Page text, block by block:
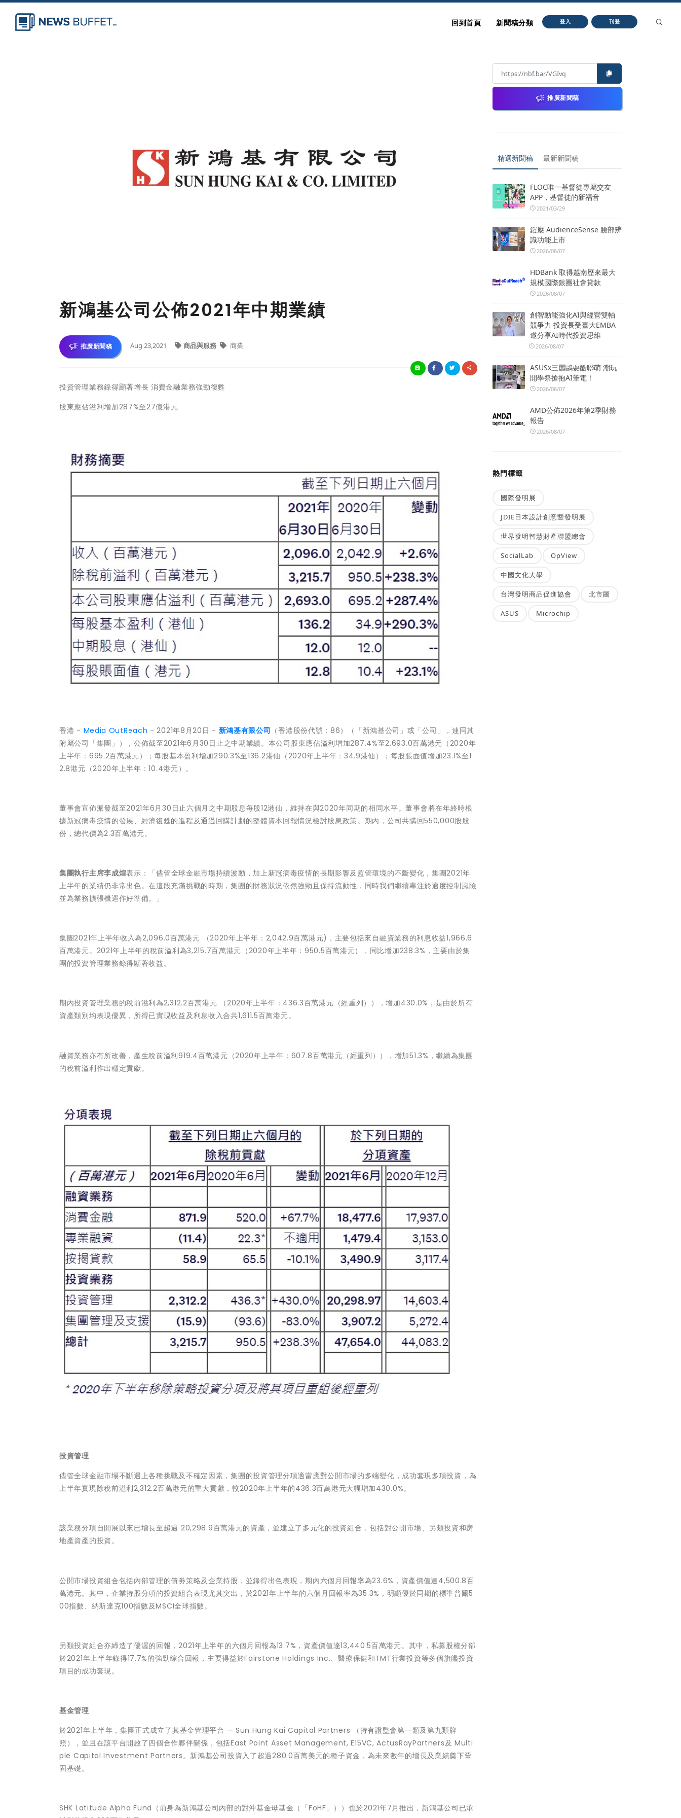
回到首頁 新聞稿分類 登入 刊登
新鴻基公司公佈2021年中期業績
推廣新聞稿 Aug 23,2021 商品與服務 商業
投資管理業務錄得顯著增長 消費金融業務強勁復甦
股東應佔溢利增加287%至27億港元
香港 - Media OutReach - 2021年8月20日 - 新鴻基有限公司 （香港股份代號：86）（「新鴻基公司」或「公司」，連同其
附屬公司「集團」），公佈截至2021年6月30日止之中期業績。本公司股東應佔溢利增加287.4%至2,693.0百萬港元（2020年
上半年：695.2百萬港元）；每股基本盈利增加290.3%至136.2港仙（2020年上半年：34.9港仙）；每股賬面值增加23.1%至1
2.8港元（2020年上半年：10.4港元）。
董事會宣佈派發截至2021年6月30日止六個月之中期股息每股12港仙，維持在與2020年同期的相同水平。董事會將在年終時根
據新冠病毒疫情的發展、經濟復甦的進程及通過回購計劃的整體資本回報情況檢討股息政策。期內，公司共購回550,000股股
份，總代價為2.3百萬港元。
集團執行主席李成煌表示：「儘管全球金融市場持續波動，加上新冠病毒疫情的長期影響及監管環境的不斷變化，集團2021年
上半年的業績仍非常出色。在這段充滿挑戰的時期，集團的財務狀況依然強勁且保持流動性，同時我們繼續專注於適度控制風險
並為業務擴張機遇作好準備。」
集團2021年上半年收入為2,096.0百萬港元 （2020年上半年：2,042.9百萬港元)，主要包括來自融資業務的利息收益1,966.6
百萬港元。2021年上半年的稅前溢利為3,215.7百萬港元（2020年上半年：950.5百萬港元），同比增加238.3%，主要由於集
團的投資管理業務錄得顯著收益。
期內投資管理業務的稅前溢利為2,312.2百萬港元 （2020年上半年：436.3百萬港元（經重列）），增加430.0%，是由於所有
資產類別均表現優異，所得已實現收益及利息收入合共1,611.5百萬港元。
融資業務亦有所改善，產生稅前溢利919.4百萬港元（2020年上半年：607.8百萬港元（經重列）），增加51.3%，繼續為集團
的稅前溢利作出穩定貢獻。
投資管理
儘管全球金融市場不斷遇上各種挑戰及不確定因素，集團的投資管理分項適當應對公開市場的多端變化，成功套現多項投資，為
上半年實現除稅前溢利2,312.2百萬港元的重大貢獻，較2020年上半年的436.3百萬港元大幅增加430.0%。
該業務分項自開展以來已增長至超過 20,298.9百萬港元的資產，並建立了多元化的投資組合，包括對公開市場、另類投資和房
地產資產的投資。
公開市場投資組合包括內部管理的債劵策略及企業持股，並錄得出色表現，期內六個月回報率為23.6%，資產價值達4,500.8百
萬港元。其中，企業持股分項的投資組合表現尤其突出，於2021年上半年的六個月回報率為35.3%，明顯優於同期的標準普爾5
00指數、納斯達克100指數及MSCI全球指數。
另類投資組合亦締造了優渥的回報，2021年上半年的六個月回報為13.7%，資產價值達13,440.5百萬港元。其中，私募股權分部
於2021年上半年錄得17.7%的強勁綜合回報，主要得益於Fairstone Holdings Inc.、醫療保健和TMT行業投資等多個旗艦投資
項目的成功套現。
基金管理
於2021年上半年，集團正式成立了其基金管理平台 — Sun Hung Kai Capital Partners （持有證監會第一類及第九類牌
照），並且在該平台開啟了四個合作夥伴關係，包括East Point Asset Management, E15VC, ActusRayPartners及 Multi
ple Capital Investment Partners。新鴻基公司投資入了超過280.0百萬美元的種子資金，為未來數年的增長及業績奠下鞏
固基礎。
SHK Latitude Alpha Fund（前身為新鴻基公司內部的對沖基金母基金（「FoHF」））也於2021年7月推出，新鴻基公司已承
推廣新聞稿
精選新聞稿 最新新聞稿
FLOC唯一基督徒專屬交友
APP，基督徒的新福音
2021/03/29
鎧應 AudienceSense 臉部辨
識功能上市
2026/08/07
HDBank 取得越南歷來最大
規模國際銀團社會貸款
2026/08/07
創智動能強化AI與經營雙軸
競爭力 投資長受臺大EMBA
邀分享AI時代投資思維
2026/08/07
ASUSx三麗鷗耍酷聯萌 潮玩
開學祭搶抱AI筆電！
2026/08/07
AMD公佈2026年第2季財務
報告
2026/08/07
熱門標籤
國際發明展
JDIE日本設計創意暨發明展
世界發明智慧財產聯盟總會
SocialLab OpView
中國文化大學
台灣發明商品促進協會 北市圖
ASUS Microchip